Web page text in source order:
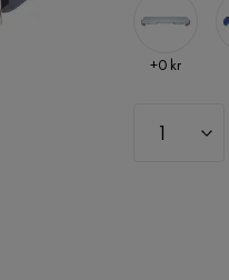
Pris
+0 kr